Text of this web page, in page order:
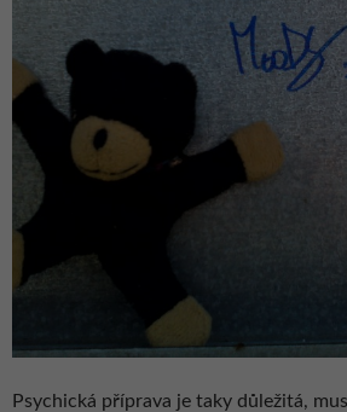
Psychická příprava je taky důležitá,